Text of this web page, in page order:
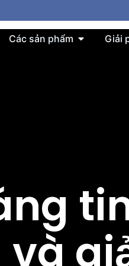
Các sản phẩm Mở Giải